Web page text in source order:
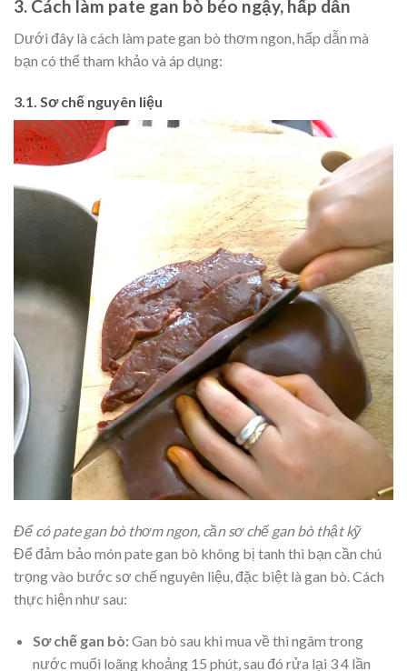
3. Cách làm pate gan bò béo ngậy, hấp dẫn
Dưới đây là cách làm pate gan bò thơm ngon, hấp dẫn mà
bạn có thể tham khảo và áp dụng:
3.1. Sơ chế nguyên liệu
Để có pate gan bò thơm ngon, cần sơ chế gan bò thật kỹ
Để đảm bảo món pate gan bò không bị tanh thì bạn cần chú
trọng vào bước sơ chế nguyên liệu, đặc biệt là gan bò. Cách
thực hiện như sau:
Sơ chế gan bò:Gan bò sau khi mua về thì ngâm trong
nước muối loãng khoảng 15 phút, sau đó rửa lại 3 4 lần